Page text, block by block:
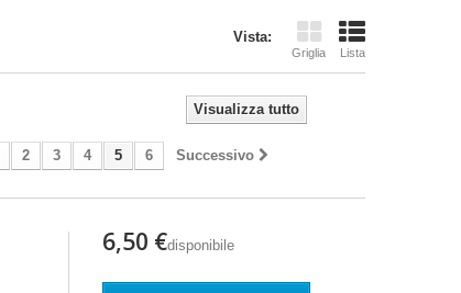
Vista:
Griglia Lista
Visualizza tutto
2 3 4 5 6 Successivo
6,50 €disponibile